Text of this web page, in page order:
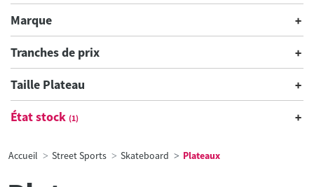
Marque
Tranches de prix
Taille Plateau
État stock (1)
Accueil Street Sports Skateboard Plateaux